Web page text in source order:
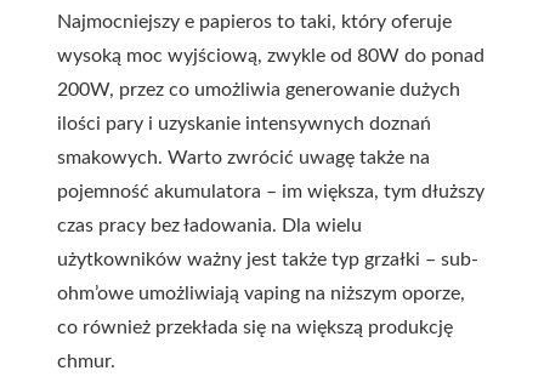
Najmocniejszy e papieros to taki, który oferuje
wysoką moc wyjściową, zwykle od 80W do ponad
200W, przez co umożliwia generowanie dużych
ilości pary i uzyskanie intensywnych doznań
smakowych. Warto zwrócić uwagę także na
pojemność akumulatora – im większa, tym dłuższy
czas pracy bez ładowania. Dla wielu
użytkowników ważny jest także typ grzałki – sub-
ohm’owe umożliwiają vaping na niższym oporze,
co również przekłada się na większą produkcję
chmur.